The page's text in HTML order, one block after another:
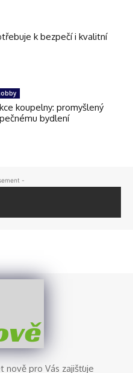
nově pro Vás zajišťuje